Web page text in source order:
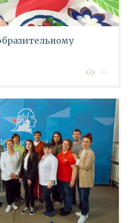
734